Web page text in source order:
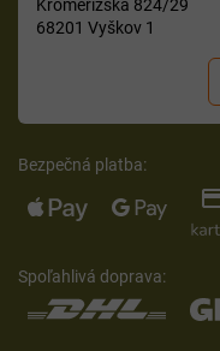
Kroměřížská 824/29
68201 Vyškov 1
Bezpečná platba:
Spoľahlivá doprava: